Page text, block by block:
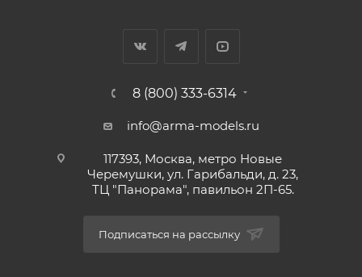
8 (800) 333-6314
info@arma-models.ru
117393, Москва, метро Новые
Черемушки, ул. Гарибальди, д. 23,
ТЦ "Панорама", павильон 2П-65.
Подписаться на рассылку